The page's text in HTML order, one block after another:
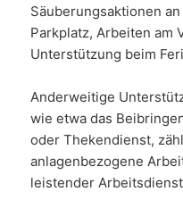
Säuberungsaktionen
Parkplatz, Arbeiten am
Unterstützung beim
Anderweitige
wie etwa das
oder Thekendienst,
anlagenbezogene
leistender